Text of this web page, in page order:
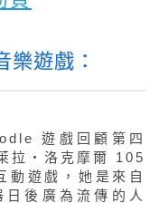
樂遊戲：
遊戲回顧第四
拉‧洛克摩爾 105
遊戲，她是來自